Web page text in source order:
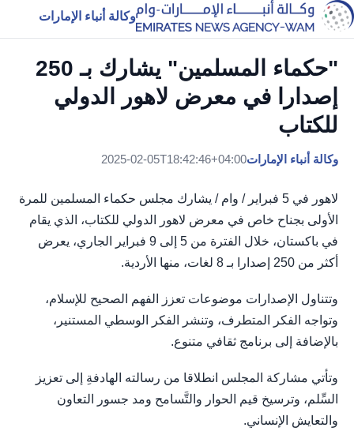
وكالة أنباء الإمارات
"حكماء المسلمين" يشارك بـ 250
إصدارا في معرض لاهور الدولي
للكتاب
وكالة أنباء الإمارات2025-02-05T18:42:46+04:00
لاهور في 5 فبراير / وام / يشارك مجلس حكماء المسلمين للمرة
الأولى بجناح خاص في معرض لاهور الدولي للكتاب، الذي يقام
في باكستان، خلال الفترة من 5 إلى 9 فبراير الجاري، يعرض
أكثر من 250 إصدارا بـ 8 لغات، منها الأردية.
وتتناول الإصدارات موضوعات تعزز الفهم الصحيح للإسلام،
وتواجه الفكر المتطرف، وتنشر الفكر الوسطي المستنير،
بالإضافة إلى برنامج ثقافي متنوع.
وتأتي مشاركة المجلس انطلاقا من رسالته الهادفةِ إلى تعزيز
السِّلم، وترسيخ قيم الحوار والتَّسامح ومد جسور التعاون
والتعايش الإنساني.